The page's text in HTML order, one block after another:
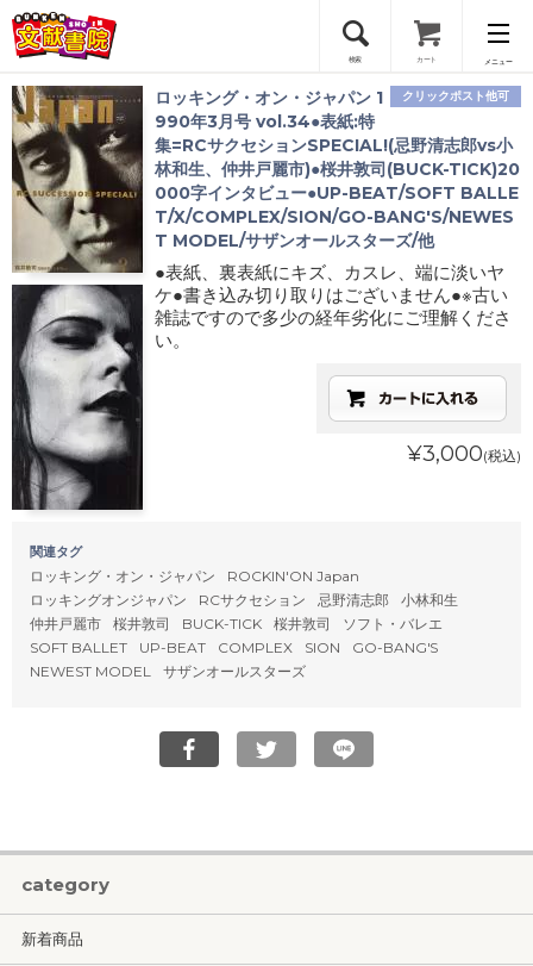
検索 カート メニュー
会員登録
ログイン
クリックポスト他可
ロッキング・オン・ジャパン 1
990年3月号 vol.34●表紙:特
集=RCサクセションSPECIAL!(忌野清志郎vs小
林和生、仲井戸麗市)●桜井敦司(BUCK-TICK)20
000字インタビュー●UP-BEAT/SOFT BALLE
T/X/COMPLEX/SION/GO-BANG'S/NEWES
T MODEL/サザンオールスターズ/他
●表紙、裏表紙にキズ、カスレ、端に淡いヤ
ケ●書き込み切り取りはございません●※古い
雑誌ですので多少の経年劣化にご理解くださ
い。
¥3,000(税込)
関連タグ
ロッキング・オン・ジャパン
ROCKIN'ON Japan
ロッキングオンジャパン
RCサクセション 忌野清志郎
小林和生
仲井戸麗市
桜井敦司 BUCK-TICK 桜井敦司
ソフト・バレエ
SOFT BALLET
UP-BEAT COMPLEX SION
GO-BANG'S
NEWEST MODEL
サザンオールスターズ
category
新着商品